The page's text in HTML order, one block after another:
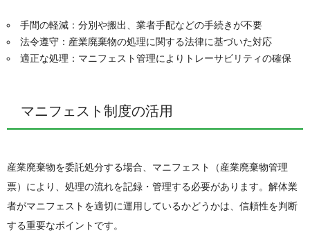
手間の軽減：分別や搬出、業者手配などの手続きが不要
法令遵守：産業廃棄物の処理に関する法律に基づいた対応
適正な処理：マニフェスト管理によりトレーサビリティの確保
マニフェスト制度の活用
産業廃棄物を委託処分する場合、マニフェスト（産業廃棄物管理
票）により、処理の流れを記録・管理する必要があります。解体業
者がマニフェストを適切に運用しているかどうかは、信頼性を判断
する重要なポイントです。